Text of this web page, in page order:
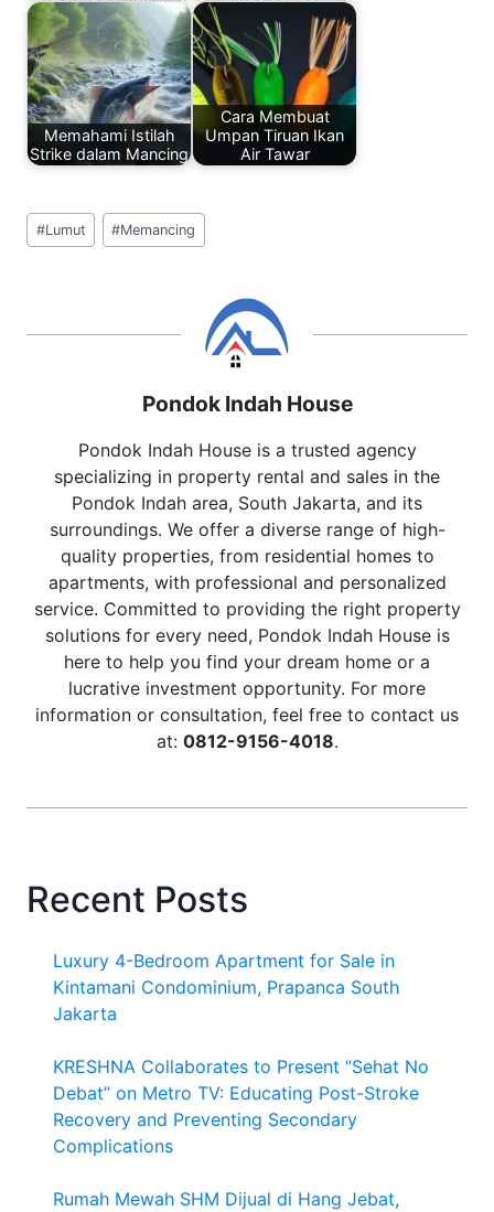
Memahami Istilah
Strike dalam Mancing
Cara Membuat
Umpan Tiruan Ikan
Air Tawar
Post
Tags:
#Lumut #Memancing
Pondok Indah House
Pondok Indah House is a trusted agency
specializing in property rental and sales in the
Pondok Indah area, South Jakarta, and its
surroundings. We offer a diverse range of high-
quality properties, from residential homes to
apartments, with professional and personalized
service. Committed to providing the right property
solutions for every need, Pondok Indah House is
here to help you find your dream home or a
lucrative investment opportunity. For more
information or consultation, feel free to contact us
at: 0812-9156-4018.
Recent Posts
Luxury 4-Bedroom Apartment for Sale in
Kintamani Condominium, Prapanca South
Jakarta
KRESHNA Collaborates to Present “Sehat No
Debat” on Metro TV: Educating Post-Stroke
Recovery and Preventing Secondary
Complications
Rumah Mewah SHM Dijual di Hang Jebat,